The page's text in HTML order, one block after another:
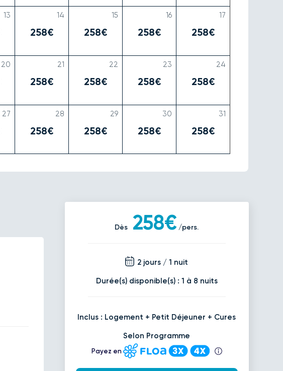
258€ 258€ 258€ 258€
258€ 258€ 258€ 258€
258€ 258€ 258€ 258€
13 14 15 16 17
20 21 22 23 24
27 28 29 30 31
Dès 258€ /pers.
2 jours / 1 nuit
Durée(s) disponible(s) : 1 à 8 nuits
Inclus : Logement + Petit Déjeuner + Cures
Selon Programme
Payez en